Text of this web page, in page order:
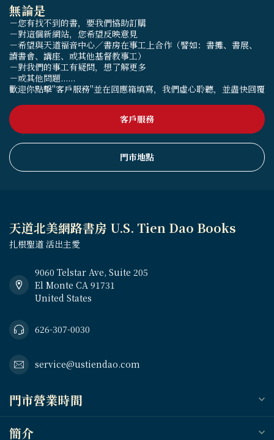
無論是
－您有找不到的書，要我們協助訂購
－對這個新網站，您希望反映意見
－希望與天道福音中心／書房在事工上合作（譬如：書攤、書展、
讀書會、講座、或其他基督教事工）
－對我們的事工有疑問，想了解更多
－或其他問題......
歡迎你點擊"客戶服務"並在回應箱填寫，我們虛心聆聽，並盡快回覆
客戶服務
門市地點
天道北美網路書房 U.S. Tien Dao Books
扎根聖道 活出主愛
9060 Telstar Ave, Suite 205
El Monte CA 91731
United States
626-307-0030
service@ustiendao.com
門市營業時間
簡介